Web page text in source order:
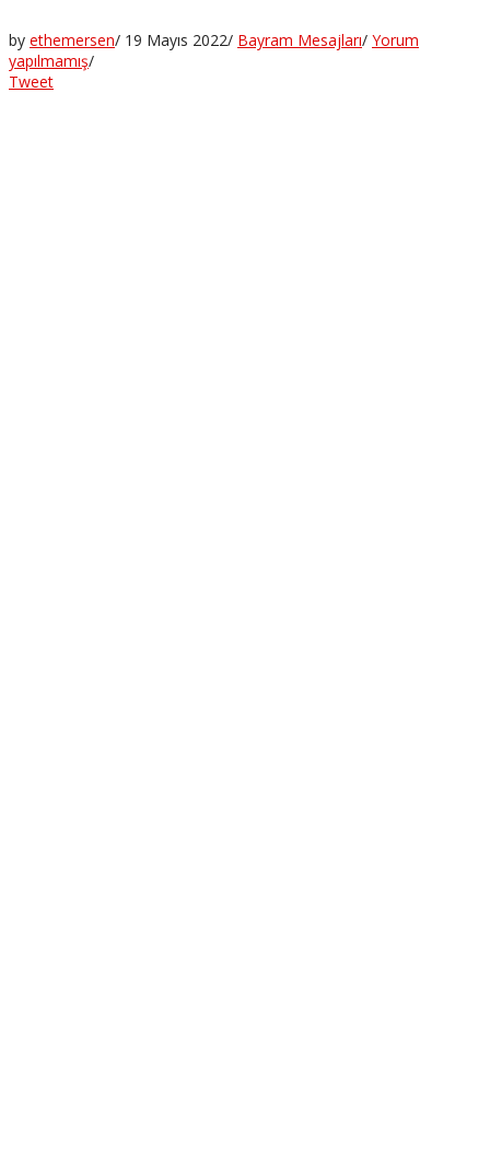
by ethemersen/ 19 Mayıs 2022/ Bayram Mesajları/ Yorum
yapılmamış/
Tweet